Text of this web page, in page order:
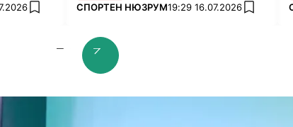
add favoritesПОВЕЧЕ ОТ
СПОРТЕН НЮЗРУМ19:29 16.07.2026 add
prev slidenext slide